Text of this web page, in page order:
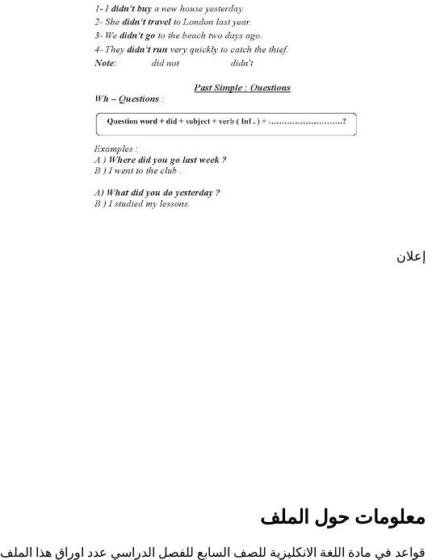
إعلان
معلومات حول الملف
قواعد في مادة اللغة الانكليزية للصف السابع للفصل الدراسي عدد اوراق هذا الملف 15 ورقة ويتضمن قواعد وحدات الفصل الثاني